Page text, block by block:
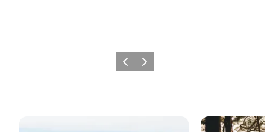
ZurückWeiter
Oplevelser,